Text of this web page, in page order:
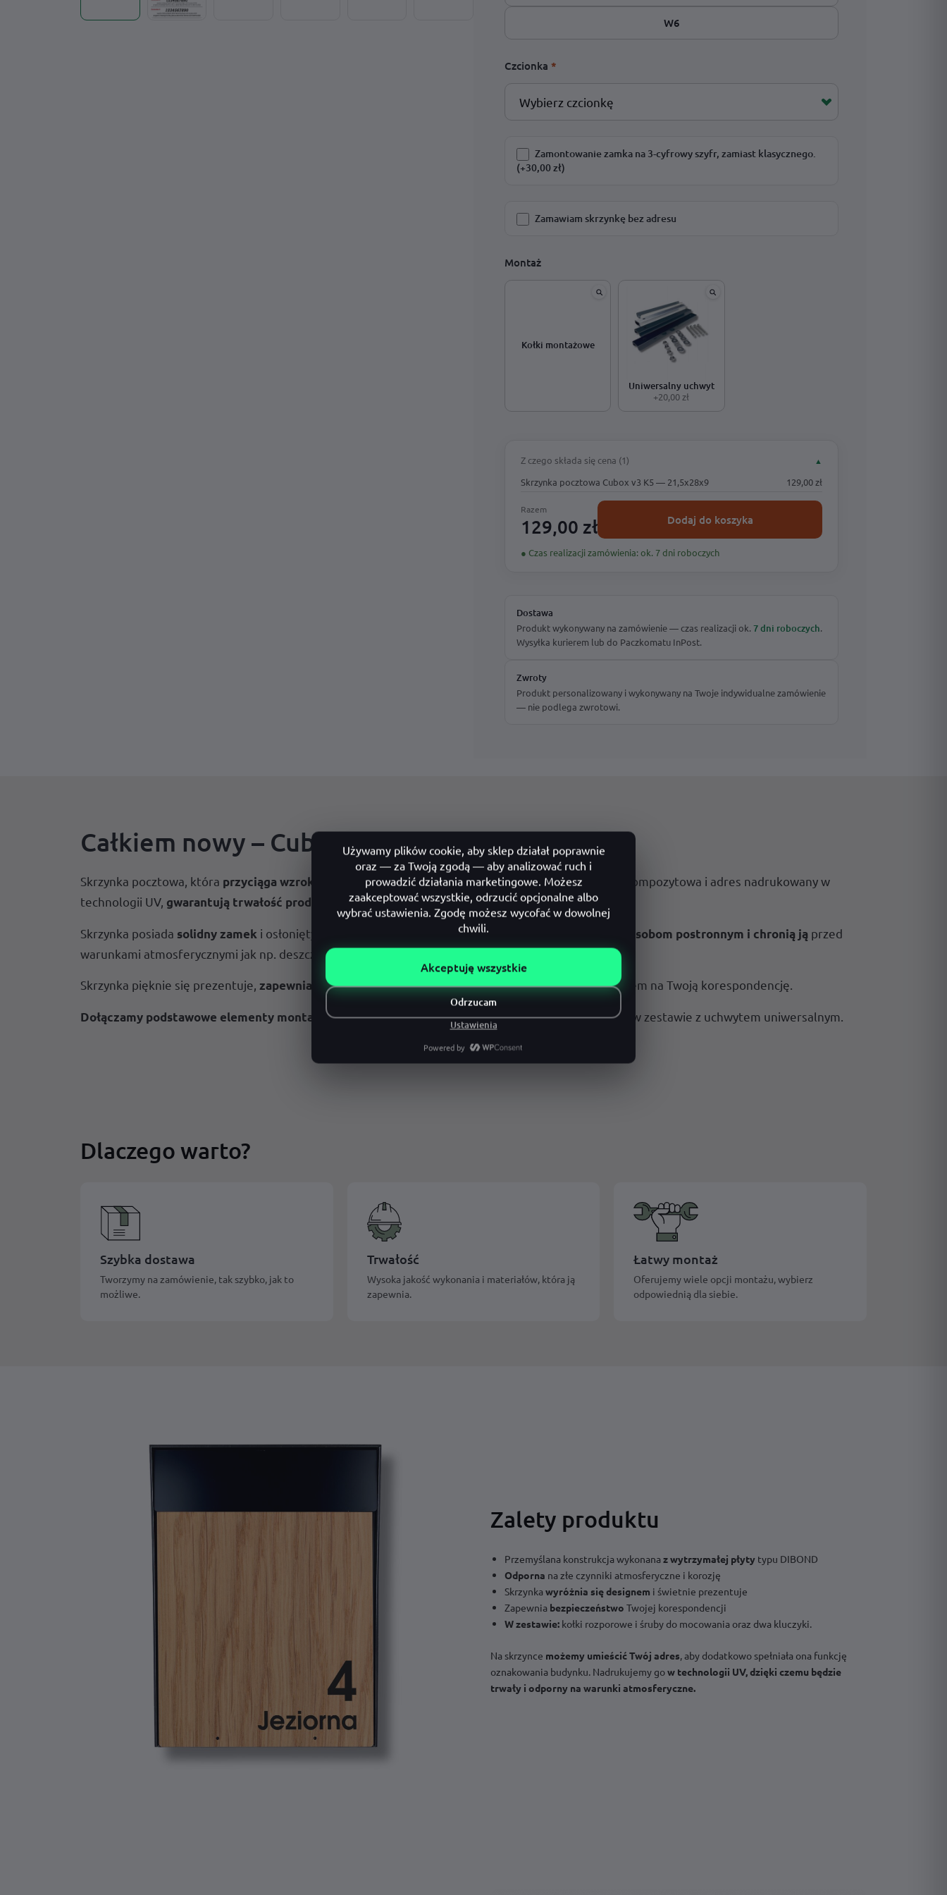
W6
Czcionka *
Zamontowanie zamka na 3-cyfrowy szyfr, zamiast klasycznego.
(+30,00 zł)
Zamawiam skrzynkę bez adresu
Montaż
Kołki montażowe
Uniwersalny uchwyt
+20,00 zł
Z czego składa się cena (1) ▲
Skrzynka pocztowa Cubox v3 K5 — 21,5x28x9 129,00 zł
Razem
129,00 zł Dodaj do koszyka
● Czas realizacji zamówienia: ok. 7 dni roboczych
Dostawa
Produkt wykonywany na zamówienie — czas realizacji ok. 7 dni roboczych.
Wysyłka kurierem lub do Paczkomatu InPost.
Zwroty
Produkt personalizowany i wykonywany na Twoje indywidualne zamówienie
— nie podlega zwrotowi.
Całkiem nowy – Cubox v3
Skrzynka pocztowa, która przyciąga wzrok i podkreśla charakter Twojego domu. Aluminiowa płyta kompozytowa i adres nadrukowany w
technologii UV, gwarantują trwałość produktu na lata.
Skrzynka posiada solidny zamek i osłonięty otwór wlotowy, które uniemożliwiają dostęp do poczty osobom postronnym i chronią ją przed
warunkami atmosferycznymi jak np. deszcz.
Skrzynka pięknie się prezentuje, zapewnia wyraźne oznakowanie budynkui jest bezpiecznym miejscem na Twoją korespondencję.
Dołączamy podstawowe elementy montażowe.Alternatywnie istnieje możliwość dokonania zakupu w zestawie z uchwytem uniwersalnym.
Dlaczego warto?
Szybka dostawa
Tworzymy na zamówienie, tak szybko, jak to
możliwe.
Trwałość
Wysoka jakość wykonania i materiałów, która ją
zapewnia.
Łatwy montaż
Oferujemy wiele opcji montażu, wybierz
odpowiednią dla siebie.
Zalety produktu
Przemyślana konstrukcja wykonana zwytrzymałej płyty typu DIBOND
Odporna na złe czynniki atmosferyczne i korozję
Skrzynka wyróżnia się designem i świetnie prezentuje
Zapewnia bezpieczeństwo Twojej korespondencji
W zestawie: kołki rozporowe i śruby do mocowania oraz dwa kluczyki.
Na skrzynce możemy umieścić Twój adres, aby dodatkowo spełniała ona funkcję
oznakowania budynku. Nadrukujemy gow technologii UV, dzięki czemu będzie
trwały i odporny na warunki atmosferyczne.